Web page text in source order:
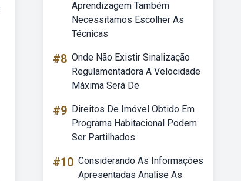
Aprendizagem Também
Necessitamos Escolher As
Técnicas
#8 Onde Não Existir Sinalização
Regulamentadora A Velocidade
Máxima Será De
#9 Direitos De Imóvel Obtido Em
Programa Habitacional Podem
Ser Partilhados
#10 Considerando As Informações
Apresentadas Analise As